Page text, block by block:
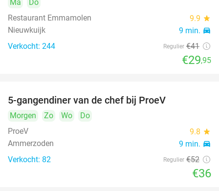
Ma
Do
Restaurant Emmamolen
9.9 star
Nieuwkuijk 9 min. directions_car
Verkocht: 244 Regulier €41
€29,95
5-gangendiner van de chef bij ProeV
Morgen Zo Wo
Do
ProeV
9.8 star
Ammerzoden 9 min. directions_car
Verkocht: 82 Regulier €52
€36